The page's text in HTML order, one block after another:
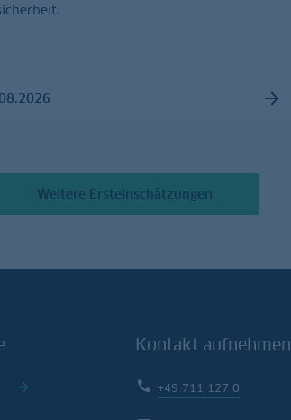
Weitere Ersteinschätzungen
Kontakt aufnehmen
+49 711 127 0